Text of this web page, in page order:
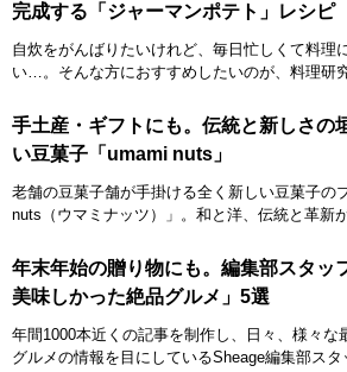
完成する「ジャーマンポテト」レシピ
自炊をがんばりたいけれど、毎日忙しくて料理
い…。そんな方におすすめしたいのが、料理研
手土産・ギフトにも。伝統と新しさの
い豆菓子「umami nuts」
老舗の豆菓子舗が手掛ける全く新しい豆菓子の
nuts（ウマミナッツ）」。和と洋、伝統と革新
年末年始の贈り物にも。編集部スタッ
美味しかった絶品グルメ」5選
年間1000本近くの記事を制作し、日々、様々な
グルメの情報を目にしているSheage編集部スタ